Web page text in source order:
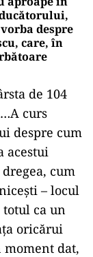
despre
care, în
de 104
curs
despre cum
acestui
cum
– locul
totul ca un
oricărui
dat,